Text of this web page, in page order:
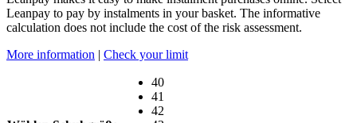
Leanpay to pay by instalments in your basket. The informative
calculation does not include the cost of the risk assessment.
More information | Check your limit
40
41
42